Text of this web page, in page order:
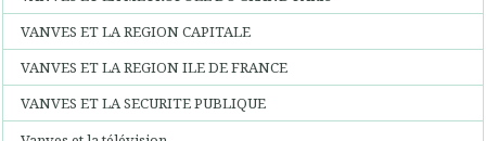
VANVES ET LA REGION CAPITALE
VANVES ET LA REGION ILE DE FRANCE
VANVES ET LA SECURITE PUBLIQUE